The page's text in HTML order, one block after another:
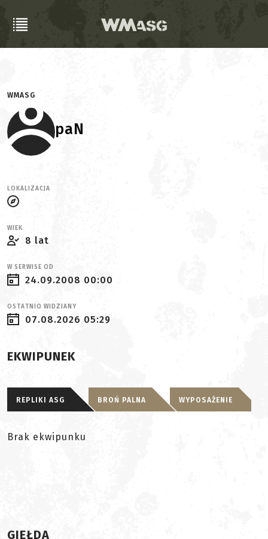
WMASG
paN
LOKALIZACJA
WIEK
8 lat
W SERWISE OD
24.09.2008 00:00
OSTATNIO WIDZIANY
07.08.2026 05:29
EKWIPUNEK
REPLIKI ASG BROŃ PALNA WYPOSAŻENIE
Brak ekwipunku
GIEŁDA